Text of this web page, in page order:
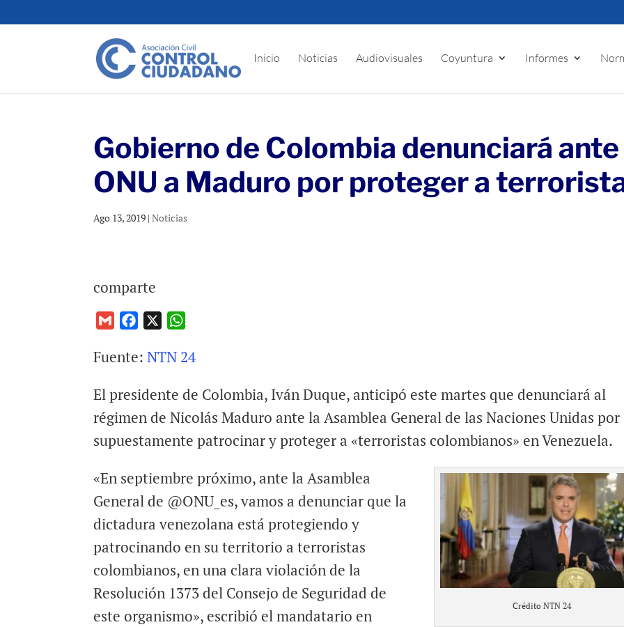
Inicio Noticias Audiovisuales Coyuntura Informes
Gobierno de Colombia denunciará ante
ONU a Maduro por proteger a
Ago 13, 2019 |Noticias
comparte
G
a
l
c
b
k
a
s
p
Fuente:NTN 24
El presidente de Colombia, Iván Duque, anticipó este martes que denunciará al
régimen de Nicolás Maduro ante la Asamblea General de las Naciones Unidas por
supuestamente patrocinar y proteger a «terroristas colombianos» en Venezuela.
Crédito NTN 24
«En septiembre próximo, ante la Asamblea
General de @ONU_es, vamos a denunciar que la
dictadura venezolana está protegiendo y
patrocinando en su territorio a terroristas
colombianos, en una clara violación de la
Resolución 1373 del Consejo de Seguridad de
este organismo», escribió el mandatario en